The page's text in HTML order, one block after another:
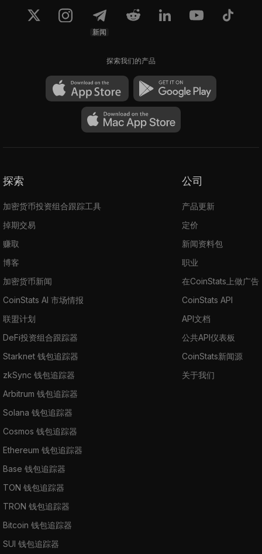
新闻
探索我们的产品
探索
加密货币投资组合跟踪工具
掉期交易
赚取
博客
加密货币新闻
CoinStats AI 市场情报
联盟计划
DeFi投资组合跟踪器
Starknet 钱包追踪器
zkSync 钱包追踪器
Arbitrum 钱包追踪器
Solana 钱包追踪器
Cosmos 钱包追踪器
Ethereum 钱包追踪器
Base 钱包追踪器
TON 钱包追踪器
TRON 钱包追踪器
Bitcoin 钱包追踪器
SUI 钱包追踪器
公司
产品更新
定价
新闻资料包
职业
在CoinStats上做广告
CoinStats API
API文档
公共API仪表板
CoinStats新闻源
关于我们